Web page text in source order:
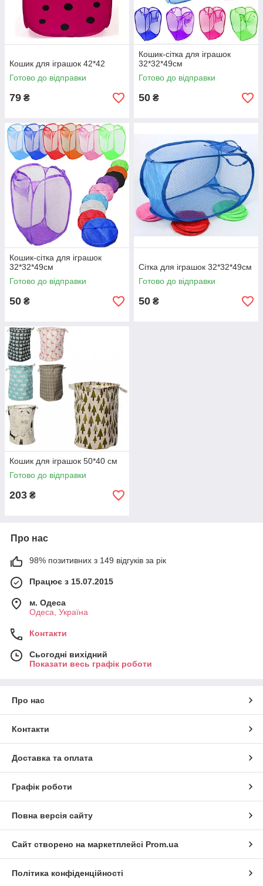
Кошик для іграшок 42*42
Готово до відправки
79 ₴
Кошик-сітка для іграшок
32*32*49см
Готово до відправки
50 ₴
Кошик-сітка для іграшок
32*32*49см
Готово до відправки
50 ₴
Сітка для іграшок 32*32*49см
Готово до відправки
50 ₴
Кошик для іграшок 50*40 см
Готово до відправки
203 ₴
Про нас
98% позитивних з 149 відгуків за рік
Працює з 15.07.2015
м. Одеса
Одеса, Україна
Контакти
Сьогодні вихідний
Показати весь графік роботи
Про нас
Контакти
Доставка та оплата
Графік роботи
Повна версія сайту
Сайт створено на маркетплейсі Prom.ua
Політика конфіденційності